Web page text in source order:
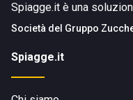
Spiagge.it è una
Società del Gruppo
Spiagge.it